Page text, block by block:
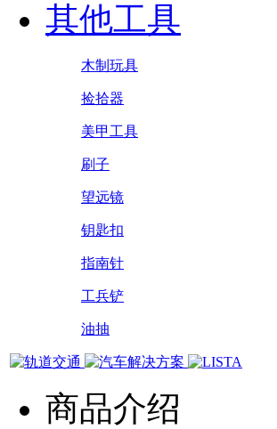
其他工具
木制玩具
捡拾器
美甲工具
刷子
望远镜
钥匙扣
指南针
工兵铲
油抽
商品介绍